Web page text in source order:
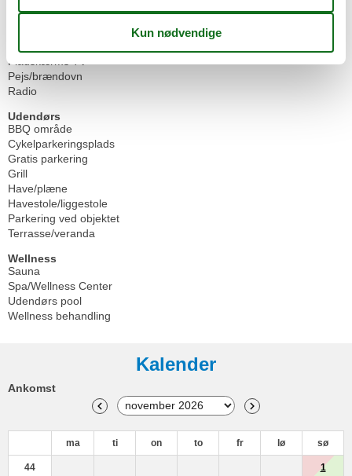
Stue/soveplads
Fladskærms TV
Pejs/brændovn
Radio
Udendørs
BBQ område
Cykelparkeringsplads
Gratis parkering
Grill
Have/plæne
Havestole/liggestole
Parkering ved objektet
Terrasse/veranda
Wellness
Sauna
Spa/Wellness Center
Udendørs pool
Wellness behandling
Kalender
Ankomst
ma ti on to fr lø sø
44 1